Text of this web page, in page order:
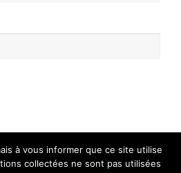
à vous informer que ce site utilise
collectées ne sont pas utilisées